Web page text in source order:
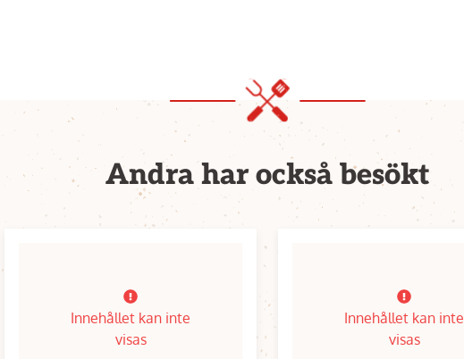
Andra har också besökt
Innehållet kan inte
visas
Innehållet kan inte
visas